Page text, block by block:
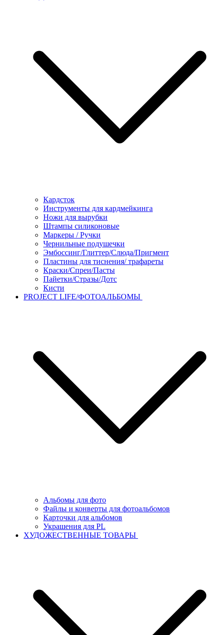
Кардсток
Инструменты для кардмейкинга
Ножи для вырубки
Штампы силиконовые
Маркеры / Ручки
Чернильные подушечки
Эмбоссинг/Глиттер/Слюда/Пригмент
Пластины для тиснения/ трафареты
Краски/Спреи/Пасты
Пайетки/Стразы/Дотс
Кисти
PROJECT LIFE/ФОТОАЛЬБОМЫ
Альбомы для фото
Файлы и конверты для фотоальбомов
Карточки для альбомов
Украшения для PL
ХУДОЖЕСТВЕННЫЕ ТОВАРЫ